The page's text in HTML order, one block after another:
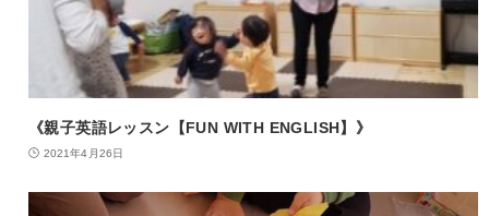
《親子英語レッスン【FUN WITH ENGLISH】》
2021年4月26日